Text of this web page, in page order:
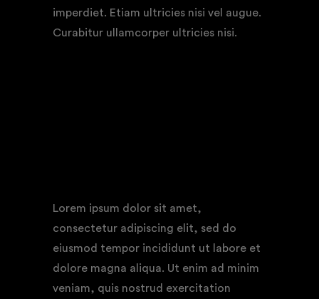
imperdiet. Etiam ultricies nisi vel augue.
Curabitur ullamcorper ultricies nisi.
Lorem ipsum dolor sit amet,
consectetur adipiscing elit, sed do
eiusmod tempor incididunt ut labore et
dolore magna aliqua. Ut enim ad minim
veniam, quis nostrud exercitation